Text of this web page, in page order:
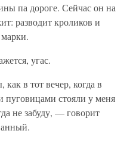
па дороге. Сейчас он на
разводит кроликов и
угас.
в тот вечер, когда в
пуговицами стояли у меня
не забуду, — говорит